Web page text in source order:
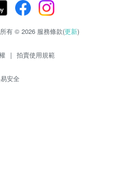
有 © 2026 服務條款(更新)
| 拍賣使用規範
安全